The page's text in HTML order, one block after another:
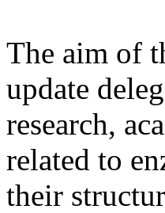
The aim of
update
research,
related to
their